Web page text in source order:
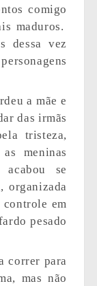
comigo
maduros.
dessa vez
a mãe e
das irmãs
tristeza,
meninas
acabou se
organizada
controle em
pesado
correr para
mas não